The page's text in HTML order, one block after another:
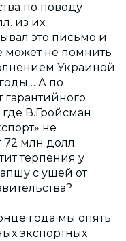
по поводу
из их
это письмо и
может не помнить
Украиной
А по
гарантийного
В.Гройсман
не
72 млн долл.
терпения у
с ушей от
года мы опять
экспортных